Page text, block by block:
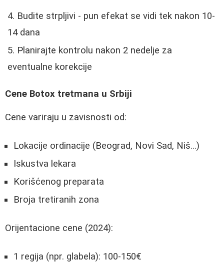
Budite strpljivi - pun efekat se vidi tek nakon 10-
14 dana
Planirajte kontrolu nakon 2 nedelje za
eventualne korekcije
Cene Botox tretmana u Srbiji
Cene variraju u zavisnosti od:
Lokacije ordinacije (Beograd, Novi Sad, Niš...)
Iskustva lekara
Korišćenog preparata
Broja tretiranih zona
Orijentacione cene (2024):
1 regija (npr. glabela): 100-150€